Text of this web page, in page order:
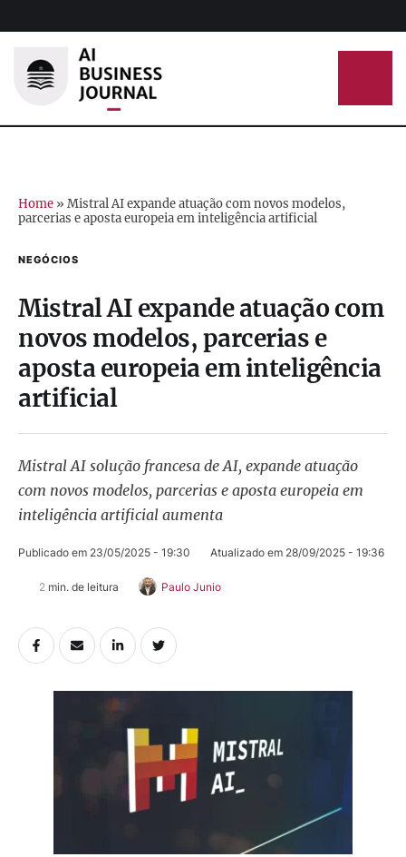
Home » Mistral AI expande atuação com novos modelos,
parcerias e aposta europeia em inteligência artificial
NEGÓCIOS
Mistral AI expande atuação com
novos modelos, parcerias e
aposta europeia em inteligência
artificial
Mistral AI solução francesa de AI, expande atuação
com novos modelos, parcerias e aposta europeia em
inteligência artificial aumenta
Publicado em 23/05/2025 - 19:30 Atualizado em 28/09/2025 - 19:36
2 min. de leitura Paulo Junio